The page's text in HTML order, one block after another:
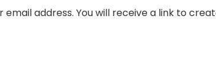
address. You will receive a link to